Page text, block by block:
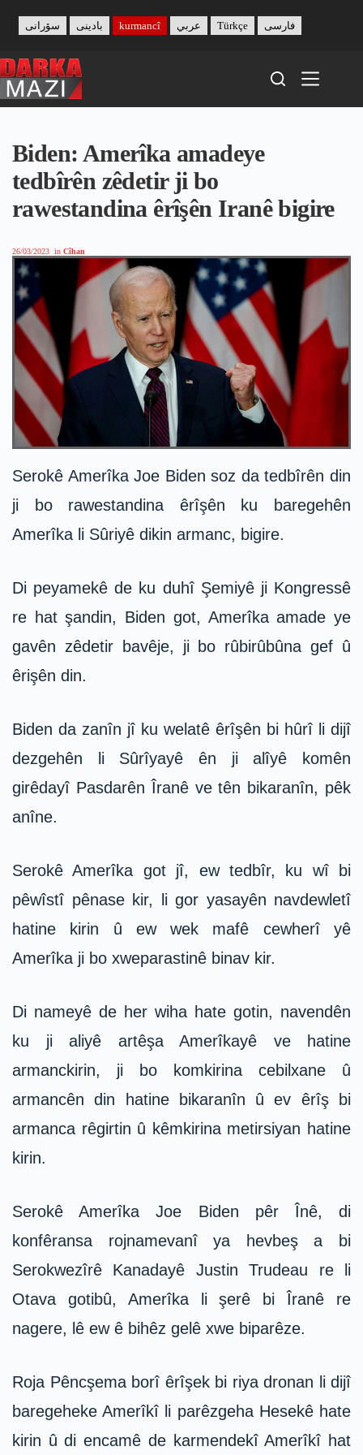
content
بادینی سۆرانی kurmancî عربي Türkçe فارسی
Biden: Amerîka amadeye
tedbîrên zêdetir ji bo
rawestandina êrîşên Iranê bigire
26/03/2023 in Cîhan
Serokê Amerîka Joe Biden soz da tedbîrên din
ji bo rawestandina êrîşên ku baregehên
Amerîka li Sûriyê dikin armanc, bigire.
Di peyamekê de ku duhî Şemiyê ji Kongressê
re hat şandin, Biden got, Amerîka amade ye
gavên zêdetir bavêje, ji bo rûbirûbûna gef û
êrişên din.
Biden da zanîn jî ku welatê êrîşên bi hûrî li dijî
dezgehên li Sûrîyayê ên ji alîyê komên
girêdayî Pasdarên Îranê ve tên bikaranîn, pêk
anîne.
Serokê Amerîka got jî, ew tedbîr, ku wî bi
pêwîstî pênase kir, li gor yasayên navdewletî
hatine kirin û ew wek mafê cewherî yê
Amerîka ji bo xweparastinê binav kir.
Di nameyê de her wiha hate gotin, navendên
ku ji aliyê artêşa Amerîkayê ve hatine
armanckirin, ji bo komkirina cebilxane û
armancên din hatine bikaranîn û ev êrîş bi
armanca rêgirtin û kêmkirina metirsiyan hatine
kirin.
Serokê Amerîka Joe Biden pêr Înê, di
konfêransa rojnamevanî ya hevbeş a bi
Serokwezîrê Kanadayê Justin Trudeau re li
Otava gotibû, Amerîka li şerê bi Îranê re
nagere, lê ew ê bihêz gelê xwe biparêze.
Roja Pêncşema borî êrîşek bi riya dronan li dijî
baregeheke Amerîkî li parêzgeha Hesekê hate
kirin û di encamê de karmendekî Amerîkî hat